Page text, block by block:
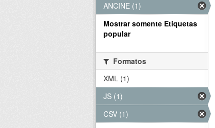
ANCINE (1)
Mostrar somente Etiquetas
popular
Formatos
XML (1)
JS (1)
CSV (1)